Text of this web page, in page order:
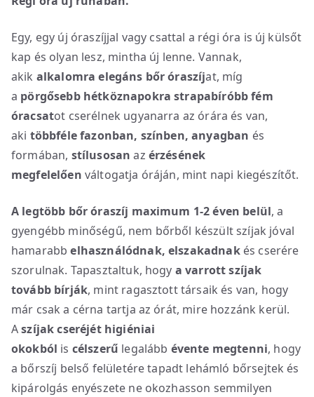
Egy, egy új óraszíjjal vagy csattal a régi óra is új külsőt
kap és olyan lesz, mintha új lenne. Vannak,
akik alkalomra elegáns bőr óraszíjat, míg
a pörgősebb hétköznapokra strapabíróbb fém
óracsatot cserélnek ugyanarra az órára és van,
aki többféle fazonban, színben, anyagban és
formában, stílusosan az érzésének
megfelelően váltogatja óráján, mint napi kiegészítőt.
A legtöbb bőr óraszíj maximum 1-2 éven belül, a
gyengébb minőségű, nem bőrből készült szíjak jóval
hamarabbelhasználódnak, elszakadnakés cserére
szorulnak. Tapasztaltuk, hogy a varrott szíjak
tovább bírják, mint ragasztott társaik és van, hogy
már csak a cérna tartja az órát, mire hozzánk kerül.
Aszíjak cseréjét higiéniai
okokból is célszerű legalább évente megtenni, hogy
a bőrszíj belső felületére tapadt lehámló bőrsejtek és
kipárolgás enyészete ne okozhasson semmilyen